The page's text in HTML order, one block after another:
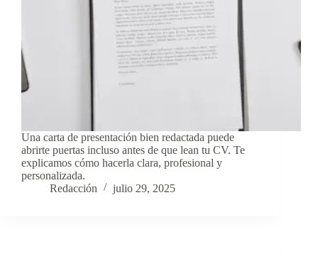
Una carta de presentación bien redactada puede
abrirte puertas incluso antes de que lean tu CV. Te
explicamos cómo hacerla clara, profesional y
personalizada.
Redacción
julio 29, 2025